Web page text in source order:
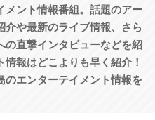
メント情報番組。話題のアー
や最新のライブ情報、さら
の直撃インタビューなどを紹
報はどこよりも早く紹介！
のエンターテイメント情報を